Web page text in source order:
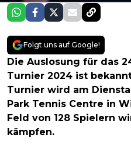
Folgt uns auf Google!
Die Auslosung für das
Turnier 2024 ist
Turnier wird am
Park Tennis Centre in
Feld von 128 Spielern
kämpfen.